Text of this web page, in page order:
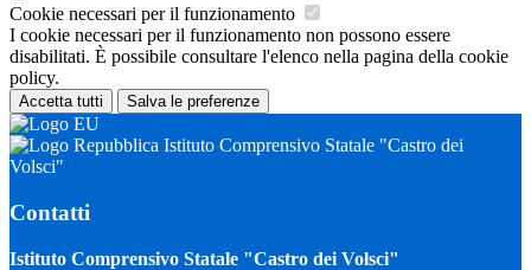
Cookie necessari per il funzionamento
I cookie necessari per il funzionamento non possono essere
disabilitati. È possibile consultare l'elenco nella pagina della cookie
policy.
Accetta tutti Salva le preferenze
Istituto Comprensivo Statale "Castro dei
Volsci"
Contatti
Istituto Comprensivo Statale "Castro dei Volsci"